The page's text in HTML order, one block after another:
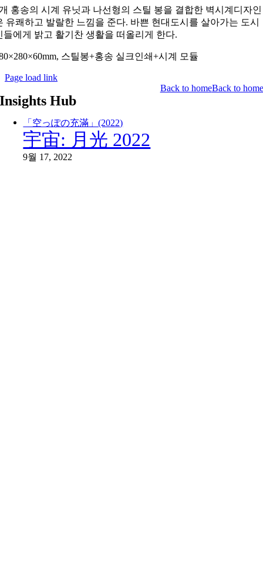
홍송의 시계 유닛과 나선형의 스틸 봉을 결합한 벽시계디자인
유쾌하고 발랄한 느낌을 준다. 바쁜 현대도시를 살아가는 도시
들에게 밝고 활기찬 생활을 떠올리게 한다.
스틸봉+홍송 실크인쇄+시계 모듈
Page load link
Back to homeBack to home
Insights Hub
「空っぽの充滿」(2022)
宇宙: 月光 2022
9월 17, 2022